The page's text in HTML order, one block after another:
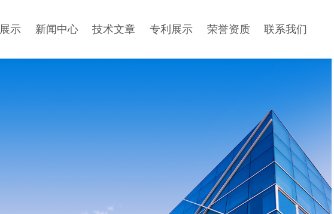
示 新闻中心 技术文章 专利展示 荣誉资质 联系我们